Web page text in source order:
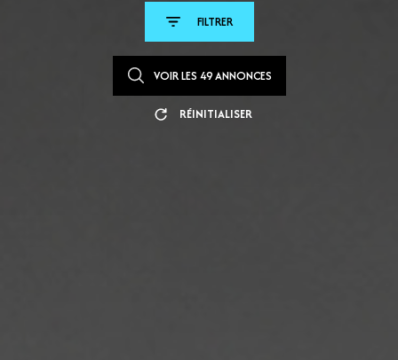
FILTRER
VOIR LES 49ANNONCES
RÉINITIALISER